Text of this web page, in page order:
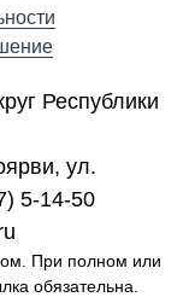
Республики
ул.
5-14-50
При полном или
обязательна.